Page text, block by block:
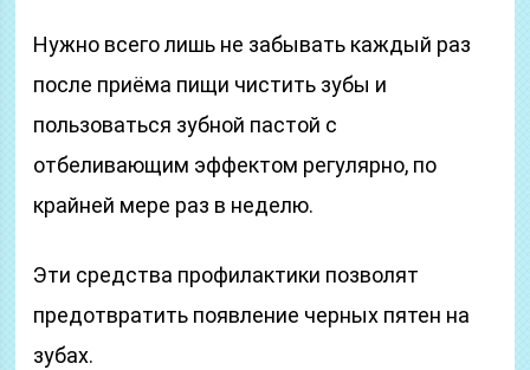
Нужно всего лишь не забывать каждый раз
после приёма пищи чистить зубы и
пользоваться зубной пастой с
отбеливающим эффектом регулярно, по
крайней мере раз в неделю.
Эти средства профилактики позволят
предотвратить появление черных пятен на
зубах.